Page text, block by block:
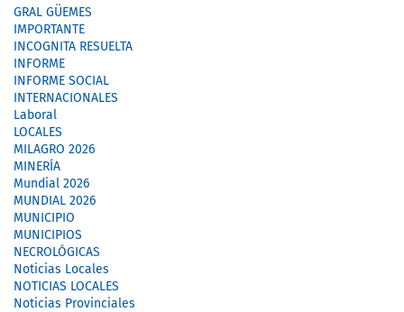
GRAL GÜEMES
IMPORTANTE
INCOGNITA RESUELTA
INFORME
INFORME SOCIAL
INTERNACIONALES
Laboral
LOCALES
MILAGRO 2026
MINERÍA
Mundial 2026
MUNDIAL 2026
MUNICIPIO
MUNICIPIOS
NECROLÓGICAS
Noticias Locales
NOTICIAS LOCALES
Noticias Provinciales